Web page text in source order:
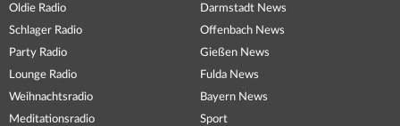
Oldie Radio
Schlager Radio
Party Radio
Lounge Radio
Weihnachtsradio
Meditationsradio
Darmstadt News
Offenbach News
Gießen News
Fulda News
Bayern News
Sport